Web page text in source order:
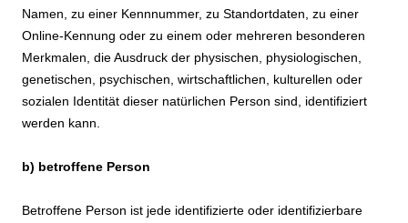
Namen, zu einer Kennnummer, zu Standortdaten, zu einer
Online-Kennung oder zu einem oder mehreren besonderen
Merkmalen, die Ausdruck der physischen, physiologischen,
genetischen, psychischen, wirtschaftlichen, kulturellen oder
sozialen Identität dieser natürlichen Person sind, identifiziert
werden kann.
b) betroffene Person
Betroffene Person ist jede identifizierte oder identifizierbare